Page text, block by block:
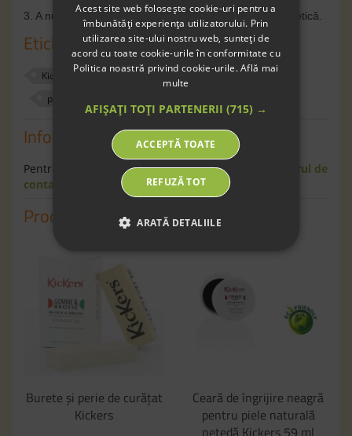
3. A nu se utiliza pe pieleîntoarsă , nubuc sau piele sintetică.
Etichete
Kickers ingrijire accesorii
ceara
piele naturală
Informaţii
Pentru informaţii suplimentare scrie-ne pe
formularul de
contact
Produse similare
Burete şi perie de curăţat
Kickers
Ceară de îngrijire neagră
pentru piele naturală
Acest site web folosește cookie-uri pentru a
îmbunătăți experiența utilizatorului. Prin
utilizarea site-ului nostru web, sunteți de
acord cu toate cookie-urile în conformitate cu
Politica noastră privind cookie-urile.Află mai
multe
AFIȘAȚI TOȚI PARTENERII (715) →
ACCEPTĂ TOATE
REFUZĂ TOT
ARATĂ DETALIILE